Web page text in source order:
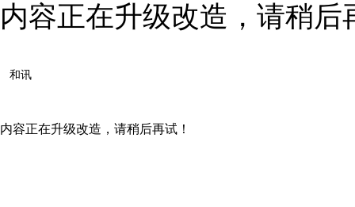
内容正在升级改造，请稍后
和讯
内容正在升级改造，请稍后再试！